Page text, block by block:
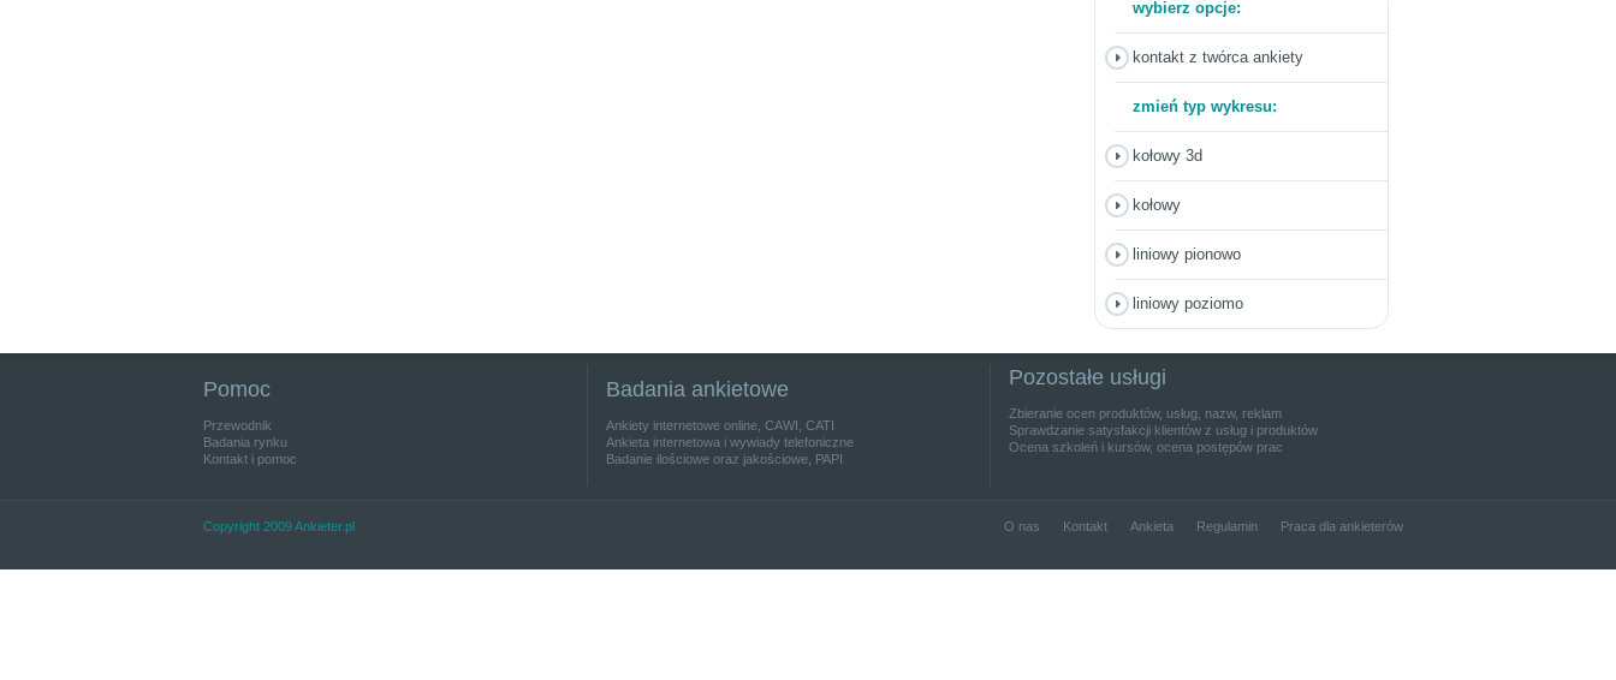
wybierz opcje:
kontakt z twórca ankiety
zmień typ wykresu:
kołowy 3d
kołowy
liniowy pionowo
liniowy poziomo
Pomoc
Przewodnik
Badania rynku
Kontakt i pomoc
Badania ankietowe
Ankiety internetowe online, CAWI, CATI
Ankieta internetowa i wywiady telefoniczne
Badanie ilościowe oraz jakościowe, PAPI
Pozostałe usługi
Zbieranie ocen produktów, usług, nazw, reklam
Sprawdzanie satysfakcji klientów z usług i produktów
Ocena szkoleń i kursów, ocena postępów prac
Copyright 2009 Ankieter.pl O nas Kontakt Ankieta Regulamin Praca dla ankieterów